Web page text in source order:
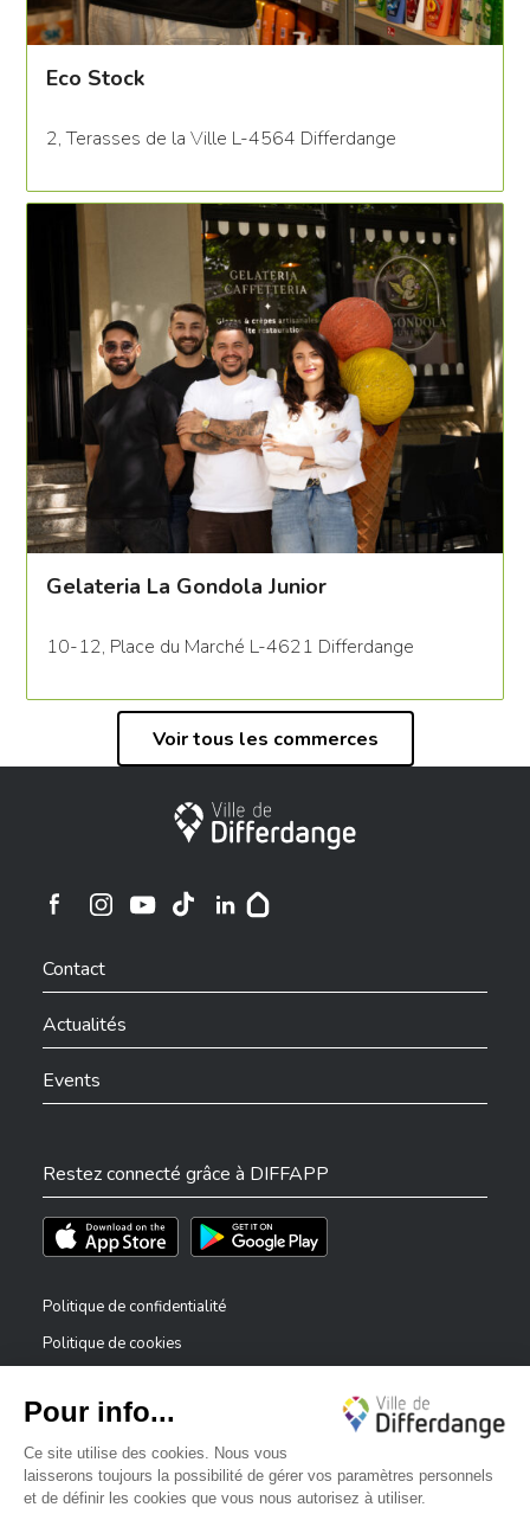
Eco Stock
2, Terasses de la Ville L-4564 Differdange
Gelateria La Gondola Junior
10-12, Place du Marché L-4621 Differdange
Voir tous les commerces
Ville de Differdange
Ville de Differdange sur Instagram
Contact
Actualités
Events
Restez connecté grâce à DIFFAPP
Téléchargez l'app sur l'App StoreTéléchargez l'app sur Play Store
Politique de confidentialité
Politique de cookies
Déclaration d’accessibilité
Dispositif de signalement — lanceurs d’alerte
✕
Bonjour, comment puis-je vous aider ?